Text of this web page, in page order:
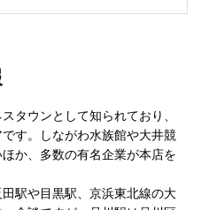
タウンとして知られており、
す。しながわ水族館や大井競
か、多数の有名企業が本店を
駅や目黒駅、京浜東北線の大